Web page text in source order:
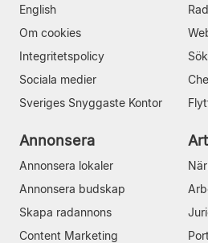
English
Om cookies
Integritetspolicy
Sociala medier
Sveriges Snyggaste Kontor
Annonsera
Annonsera lokaler
Annonsera budskap
Skapa radannons
Content Marketing